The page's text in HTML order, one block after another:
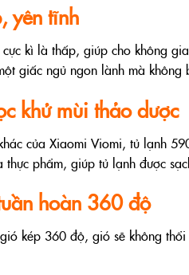
yên tĩnh
kì là thấp, giúp cho không
giấc ngủ ngon lành mà không
khử mùi thảo dược
của Xiaomi Viomi, tủ lạnh
thực phẩm, giúp tủ lạnh được
hoàn 360 độ
kép 360 độ, gió sẽ không